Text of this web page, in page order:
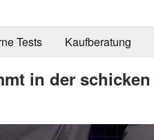
Tests Kaufberatung
in der schicken